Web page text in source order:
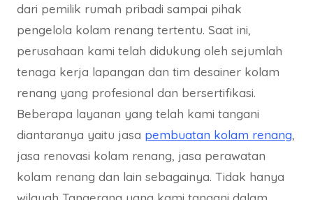
dari pemilik rumah pribadi sampai pihak
pengelola kolam renang tertentu. Saat ini,
perusahaan kami telah didukung oleh sejumlah
tenaga kerja lapangan dan tim desainer kolam
renang yang profesional dan bersertifikasi.
Beberapa layanan yang telah kami tangani
diantaranya yaitu jasa pembuatan kolam renang,
jasa renovasi kolam renang, jasa perawatan
kolam renang dan lain sebagainya. Tidak hanya